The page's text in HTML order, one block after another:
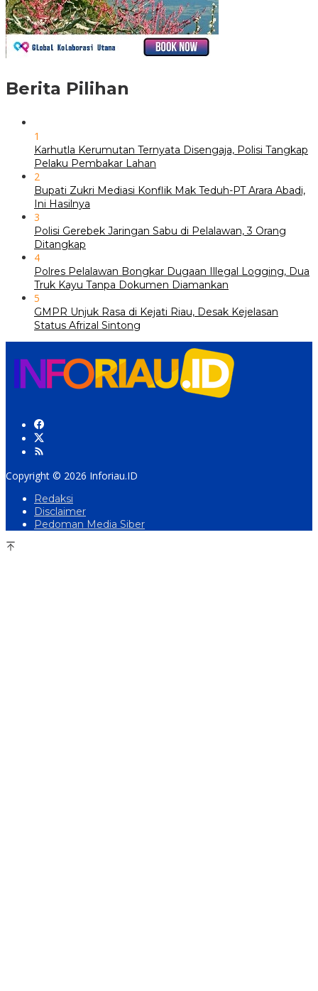
Berita Pilihan
1
Karhutla Kerumutan Ternyata Disengaja, Polisi Tangkap
Pelaku Pembakar Lahan
2
Bupati Zukri Mediasi Konflik Mak Teduh-PT Arara Abadi,
Ini Hasilnya
3
Polisi Gerebek Jaringan Sabu di Pelalawan, 3 Orang
Ditangkap
4
Polres Pelalawan Bongkar Dugaan Illegal Logging, Dua
Truk Kayu Tanpa Dokumen Diamankan
5
GMPR Unjuk Rasa di Kejati Riau, Desak Kejelasan
Status Afrizal Sintong
Copyright © 2026 Inforiau.ID
Redaksi
Disclaimer
Pedoman Media Siber